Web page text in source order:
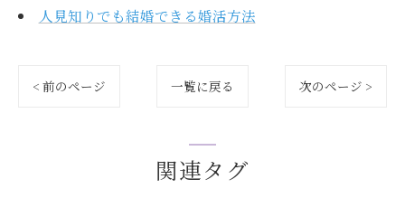
人見知りでも結婚できる婚活方法
< 前のページ 一覧に戻る 次のページ >
関連タグ